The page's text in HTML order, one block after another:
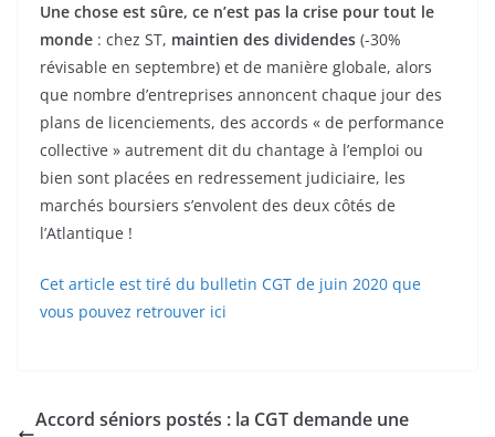
Une chose est sûre, ce n’est pas la crise pour tout le
monde : chez ST, maintien des dividendes (-30%
révisable en septembre) et de manière globale, alors
que nombre d’entreprises annoncent chaque jour des
plans de licenciements, des accords « de performance
collective » autrement dit du chantage à l’emploi ou
bien sont placées en redressement judiciaire, les
marchés boursiers s’envolent des deux côtés de
l’Atlantique !
Cet article est tiré du bulletin CGT de juin 2020 que
vous pouvez retrouver ici
Accord séniors postés : la CGT demande une